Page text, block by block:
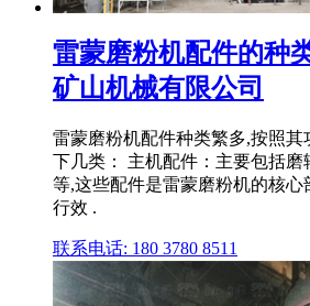
雷蒙磨粉机配件的种
矿山机械有限公司
雷蒙磨粉机配件种类繁多,按照其
下几类： 主机配件：主要包括磨
等,这些配件是雷蒙磨粉机的核心
行效 .
联系电话: 180 3780 8511